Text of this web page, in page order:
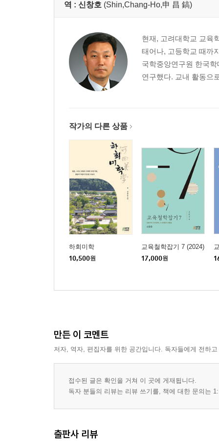
역 : 신창호 (Shin,Chang-Ho,申 昌 鎬)
현재, 고려대학교 교육
태어나, 고등학교 때까
국학중앙연구원 한국
연구했다. 교내 활동으
작가의 다른 상품
하회미학
10,500원
교육철학잡기 7 (2024)
17,000원
만든 이 코멘트
저자, 역자, 편집자를 위한 공간입니다. 독자들에게 전하
접수된 글은 확인을 거쳐 이 곳에 게재됩니다.
독자 분들의 리뷰는 리뷰 쓰기를, 책에 대한 문의는
출판사 리뷰